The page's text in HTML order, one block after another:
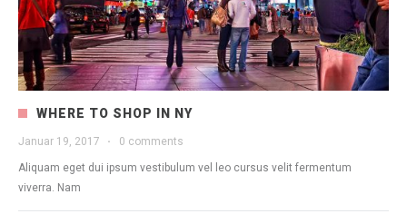
WHERE TO SHOP IN NY
Januar 19, 2017 · 0 comments
Aliquam eget dui ipsum vestibulum vel leo cursus velit fermentum
viverra. Nam